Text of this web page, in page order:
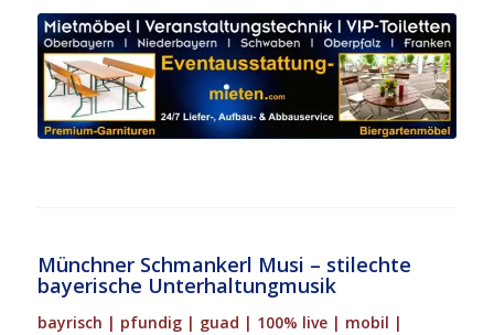
Münchner Schmankerl Musi – stilechte
bayerische Unterhaltungmusik
bayrisch | pfundig | guad | 100% live | mobil |